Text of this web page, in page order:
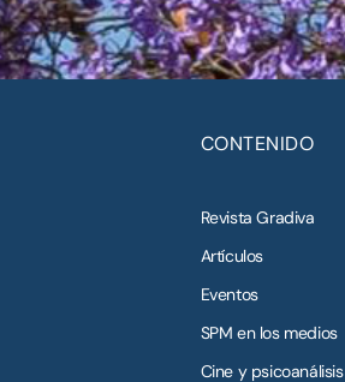
CONTENIDO
Revista Gradiva
Artículos
Eventos
SPM en los medios
Cine y psicoanálisis